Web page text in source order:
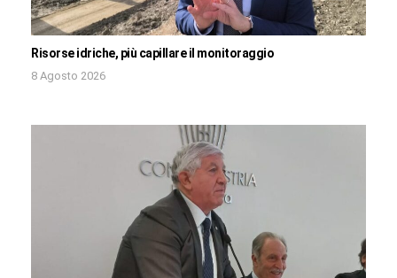
Risorse idriche, più capillare il monitoraggio
8 Agosto 2026